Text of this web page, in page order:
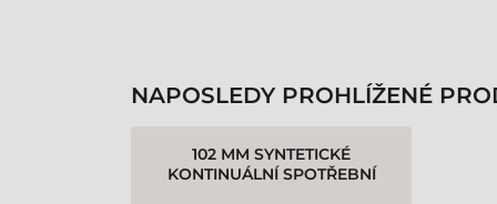
NAPOSLEDY PROHLÍŽENÉ
102 MM SYNTETICKÉ
KONTINUÁLNÍ SPOTŘEBNÍ